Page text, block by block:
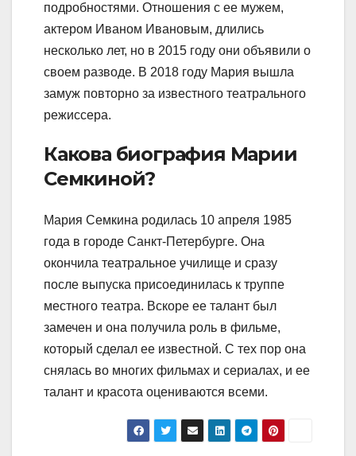
подробностями. Отношения с ее мужем,
актером Иваном Ивановым, длились
несколько лет, но в 2015 году они объявили о
своем разводе. В 2018 году Мария вышла
замуж повторно за известного театрального
режиссера.
Какова биография Марии
Семкиной?
Мария Семкина родилась 10 апреля 1985
года в городе Санкт-Петербурге. Она
окончила театральное училище и сразу
после выпуска присоединилась к труппе
местного театра. Вскоре ее талант был
замечен и она получила роль в фильме,
который сделал ее известной. С тех пор она
снялась во многих фильмах и сериалах, и ее
талант и красота оцениваются всеми.